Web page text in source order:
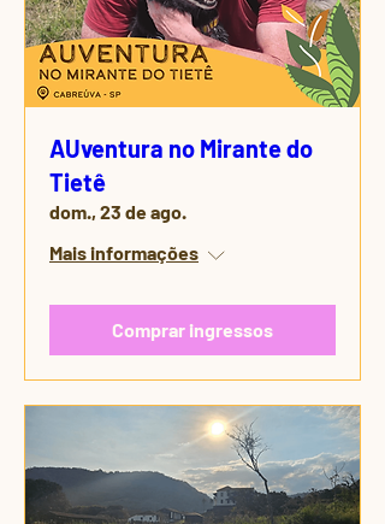
AUventura no Mirante do
Tietê
dom., 23 de ago.
Mais informações
Comprar ingressos